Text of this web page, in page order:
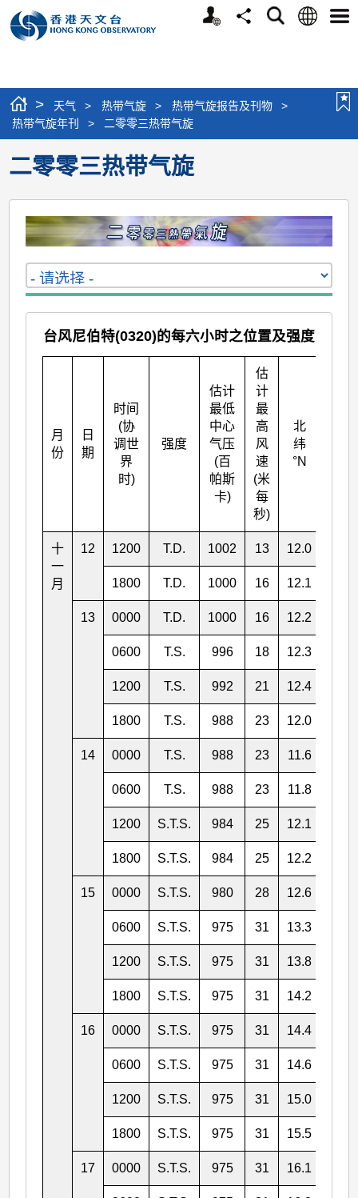
个
分
搜
语
选
> 天气 > 热带气旋 > 热带气旋报告及刊物
>
热带气旋年刊
> 二零零三热带气旋
二零零三热带气旋
台风尼伯特(0320)的每六小时之位置及强度
月
份
日
期
时间
(协
调世
界
时)
强度
估计
最低
中心
气压
(百
帕斯
卡)
估
计
最
高
风
速
(米
每
秒)
北
纬
°N
十
一
月
12 1200 T.D. 1002 13 12.0
1800 T.D. 1000 16 12.1
13 0000 T.D. 1000 16 12.2
0600 T.S. 996 18 12.3
1200 T.S. 992 21 12.4
1800 T.S. 988 23 12.0
14 0000 T.S. 988 23 11.6
0600 T.S. 988 23 11.8
1200 S.T.S. 984 25 12.1
1800 S.T.S. 984 25 12.2
15 0000 S.T.S. 980 28 12.6
0600 S.T.S. 975 31 13.3
1200 S.T.S. 975 31 13.8
1800 S.T.S. 975 31 14.2
16 0000 S.T.S. 975 31 14.4
0600 S.T.S. 975 31 14.6
1200 S.T.S. 975 31 15.0
1800 S.T.S. 975 31 15.5
17 0000 S.T.S. 975 31 16.1